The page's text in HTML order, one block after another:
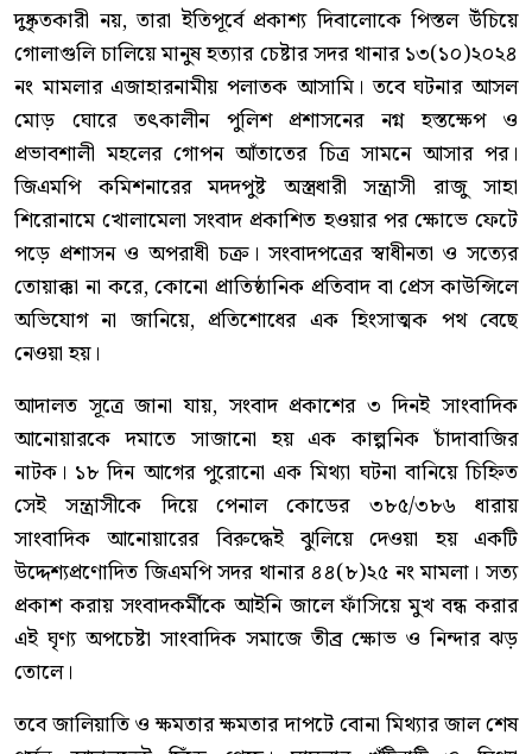
দুষ্কৃতকারী নয়, তারা ইতিপূর্বে প্রকাশ্য দিবালোকে পিস্তল উঁচিয়ে
গোলাগুলি চালিয়ে মানুষ হত্যার চেষ্টার সদর থানার ১৩(১০)২০২৪
নং মামলার এজাহারনামীয় পলাতক আসামি। তবে ঘটনার আসল
মোড় ঘোরে তৎকালীন পুলিশ প্রশাসনের নগ্ন হস্তক্ষেপ ও
প্রভাবশালী মহলের গোপন আঁতাতের চিত্র সামনে আসার পর।
জিএমপি কমিশনারের মদদপুষ্ট অস্ত্রধারী সন্ত্রাসী রাজু সাহা
শিরোনামে খোলামেলা সংবাদ প্রকাশিত হওয়ার পর ক্ষোভে ফেটে
পড়ে প্রশাসন ও অপরাধী চক্র। সংবাদপত্রের স্বাধীনতা ও সত্যের
তোয়াক্কা না করে, কোনো প্রাতিষ্ঠানিক প্রতিবাদ বা প্রেস কাউন্সিলে
অভিযোগ না জানিয়ে, প্রতিশোধের এক হিংসাত্মক পথ বেছে
নেওয়া হয়।
আদালত সূত্রে জানা যায়, সংবাদ প্রকাশের ৩ দিনই সাংবাদিক
আনোয়ারকে দমাতে সাজানো হয় এক কাল্পনিক চাঁদাবাজির
নাটক। ১৮ দিন আগের পুরোনো এক মিথ্যা ঘটনা বানিয়ে চিহ্নিত
সেই সন্ত্রাসীকে দিয়ে পেনাল কোডের ৩৮৫/৩৮৬ ধারায়
সাংবাদিক আনোয়ারের বিরুদ্ধেই ঝুলিয়ে দেওয়া হয় একটি
উদ্দেশ্যপ্রণোদিত জিএমপি সদর থানার ৪৪(৮)২৫ নং মামলা। সত্য
প্রকাশ করায় সংবাদকর্মীকে আইনি জালে ফাঁসিয়ে মুখ বন্ধ করার
এই ঘৃণ্য অপচেষ্টা সাংবাদিক সমাজে তীব্র ক্ষোভ ও নিন্দার ঝড়
তোলে।
তবে জালিয়াতি ও ক্ষমতার ক্ষমতার দাপটে বোনা মিথ্যার জাল শেষ